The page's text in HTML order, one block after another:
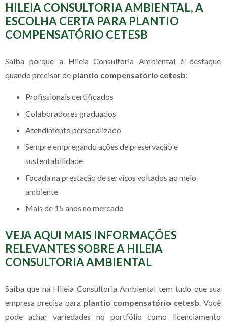
HILEIA CONSULTORIA AMBIENTAL, A
ESCOLHA CERTA PARA PLANTIO
COMPENSATÓRIO CETESB
Saiba porque a Hileia Consultoria Ambiental é destaque
quando precisar de plantio compensatório cetesb:
profissionais certificados
colaboradores graduados
atendimento personalizado
sempre empregando ações de preservação e
sustentabilidade
focada na prestação de serviços voltados ao meio
ambiente
mais de 15 anos no mercado
VEJA AQUI MAIS INFORMAÇÕES
RELEVANTES SOBRE A HILEIA
CONSULTORIA AMBIENTAL
Saiba que na Hileia Consultoria Ambiental tem tudo que sua
empresa precisa para plantio compensatório cetesb. Você
pode achar variedades no portfólio como licenciamento